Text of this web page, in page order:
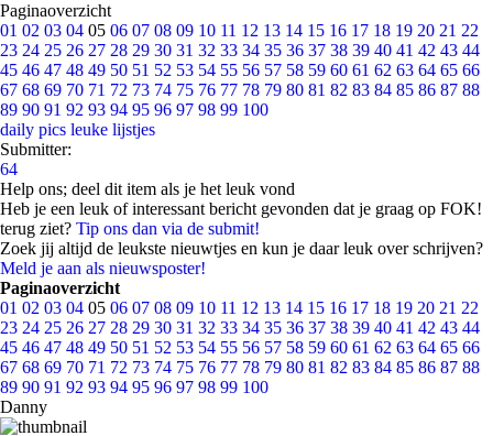
Paginaoverzicht
01 02 03 04 05 06 07 08 09 10 11 12 13 14 15 16 17 18 19 20 21 22
23 24 25 26 27 28 29 30 31 32 33 34 35 36 37 38 39 40 41 42 43 44
45 46 47 48 49 50 51 52 53 54 55 56 57 58 59 60 61 62 63 64 65 66
67 68 69 70 71 72 73 74 75 76 77 78 79 80 81 82 83 84 85 86 87 88
89 90 91 92 93 94 95 96 97 98 99 100
daily pics leuke lijstjes
Submitter:
64
Help ons; deel dit item als je het leuk vond
Heb je een leuk of interessant bericht gevonden dat je graag op FOK!
terug ziet? Tip ons dan via de submit!
Zoek jij altijd de leukste nieuwtjes en kun je daar leuk over schrijven?
Meld je aan als nieuwsposter!
Paginaoverzicht
01 02 03 04 05 06 07 08 09 10 11 12 13 14 15 16 17 18 19 20 21 22
23 24 25 26 27 28 29 30 31 32 33 34 35 36 37 38 39 40 41 42 43 44
45 46 47 48 49 50 51 52 53 54 55 56 57 58 59 60 61 62 63 64 65 66
67 68 69 70 71 72 73 74 75 76 77 78 79 80 81 82 83 84 85 86 87 88
89 90 91 92 93 94 95 96 97 98 99 100
Danny